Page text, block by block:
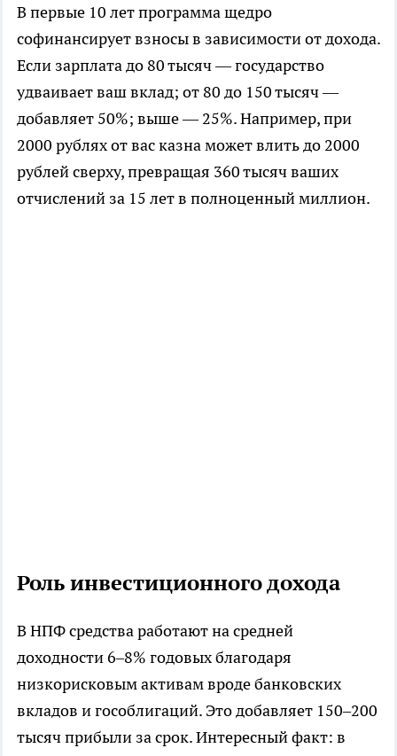
В первые 10 лет программа щедро
софинансирует взносы в зависимости от дохода.
Если зарплата до 80 тысяч — государство
удваивает ваш вклад; от 80 до 150 тысяч —
добавляет 50%; выше — 25%. Например, при
2000 рублях от вас казна может влить до 2000
рублей сверху, превращая 360 тысяч ваших
отчислений за 15 лет в полноценный миллион.
Роль инвестиционного дохода
В НПФ средства работают на средней
доходности 6–8% годовых благодаря
низкорисковым активам вроде банковских
вкладов и гособлигаций. Это добавляет 150–200
тысяч прибыли за срок. Интересный факт: в